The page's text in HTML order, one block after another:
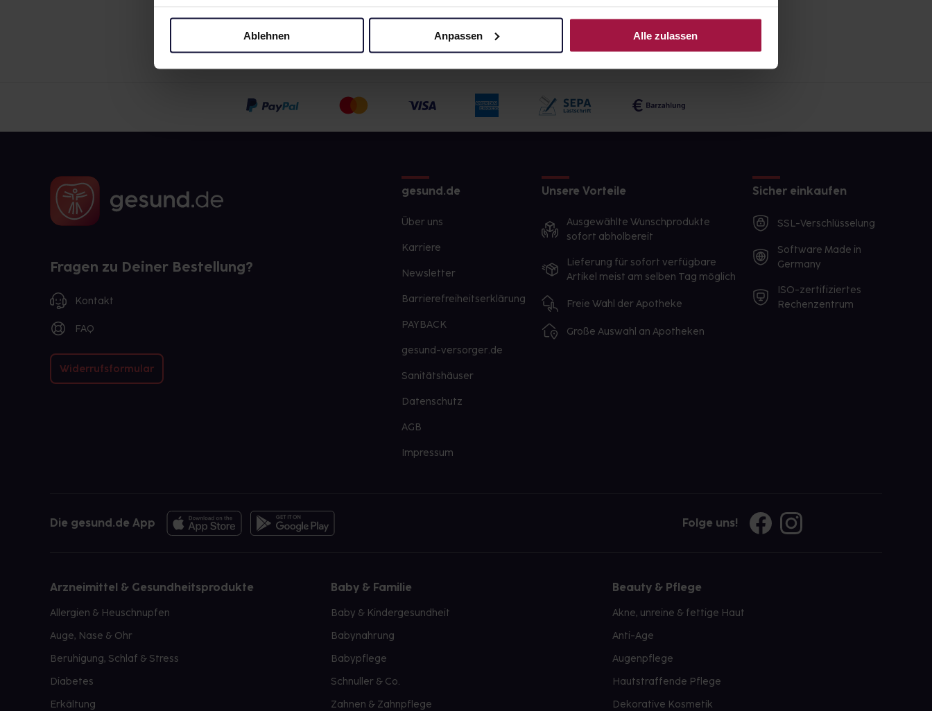
Ablehnen Anpassen Alle zulassen
Fragen zu Deiner Bestellung?
Kontakt
FAQ
Widerrufsformular
gesund.de
Über uns
Karriere
Newsletter
Barrierefreiheitserklärung
PAYBACK
gesund-versorger.de
Sanitätshäuser
Datenschutz
AGB
Impressum
Unsere Vorteile
Ausgewählte Wunschprodukte
sofort abholbereit
Lieferung für sofort verfügbare
Artikel meist am selben Tag möglich
Freie Wahl der Apotheke
Große Auswahl an Apotheken
Sicher einkaufen
SSL-Verschlüsselung
Software Made in
Germany
ISO-zertifiziertes
Rechenzentrum
Die gesund.de App Folge uns!
Arzneimittel & Gesundheitsprodukte
Allergien & Heuschnupfen
Auge, Nase & Ohr
Beruhigung, Schlaf & Stress
Diabetes
Erkältung
Baby & Familie
Baby & Kindergesundheit
Babynahrung
Babypflege
Schnuller & Co.
Zahnen & Zahnpflege
Beauty & Pflege
Akne, unreine & fettige Haut
Anti-Age
Augenpflege
Hautstraffende Pflege
Dekorative Kosmetik